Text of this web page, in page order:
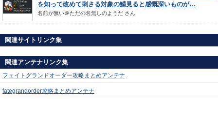
を知って改めて刺さる対象の鯖見ると感慨深いものが…
名前が無い＠ただの名無しのようだ さん
関連サイトリンク集
関連アンテナリンク集
フェイトグランドオーダー攻略まとめアンテナ
fategrandorder攻略まとめアンテナ